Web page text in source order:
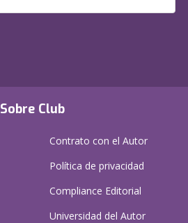
Sobre Club
Contrato con el Autor
Política de privacidad
Compliance Editorial
Universidad del Autor